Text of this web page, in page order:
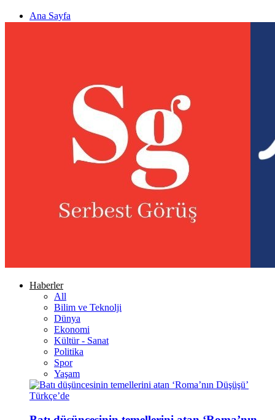
Ana Sayfa
Haberler
All
Bilim ve Teknolji
Dünya
Ekonomi
Kültür - Sanat
Politika
Spor
Yaşam